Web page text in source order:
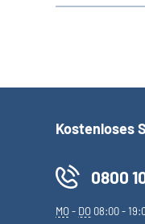
Kostenloses
0800
MO- DO 08:00 -